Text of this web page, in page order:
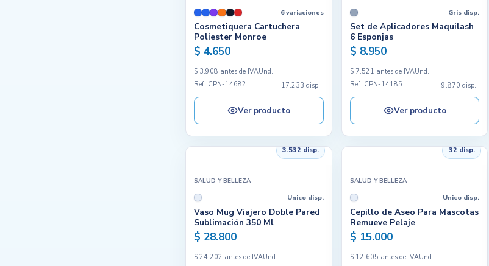
6 variaciones
Cosmetiquera Cartuchera
Poliester Monroe
$ 4.650
$ 3.908 antes de IVAUnd.
Ref. CPN-14682
17.233 disp.
Ver producto
Gris disp.
Set de Aplicadores Maquilash
6 Esponjas
$ 8.950
$ 7.521 antes de IVAUnd.
Ref. CPN-14185
9.870 disp.
Ver producto
3.532 disp.
SALUD Y BELLEZA
Unico disp.
Vaso Mug Viajero Doble Pared
Sublimación 350 Ml
$ 28.800
$ 24.202 antes de IVAUnd.
32 disp.
SALUD Y BELLEZA
Unico disp.
Cepillo de Aseo Para Mascotas
Remueve Pelaje
$ 15.000
$ 12.605 antes de IVAUnd.